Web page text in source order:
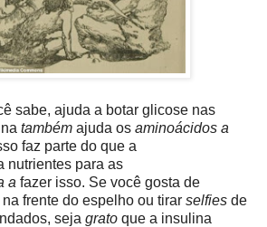
sabe, ajuda a botar glicose nas
também ajuda os aminoácidos a
faz parte do que a
nutrientes para as
a fazer isso. Se você gosta de
frente do espelho ou tirar selfies de
seja grato que a insulina